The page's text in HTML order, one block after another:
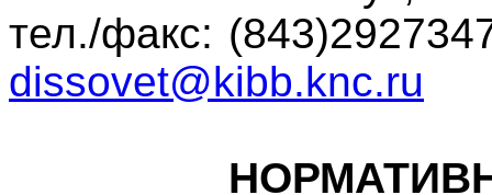
тел./факс:
dissovet@kibb.knc.ru